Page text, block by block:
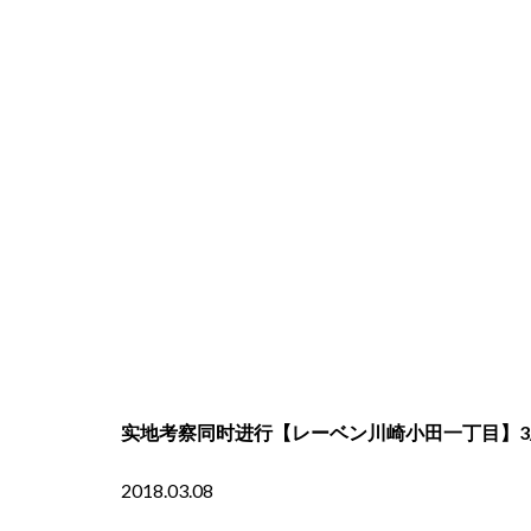
实地考察同时进行【レーベン川崎小田一丁目】
2018.03.08